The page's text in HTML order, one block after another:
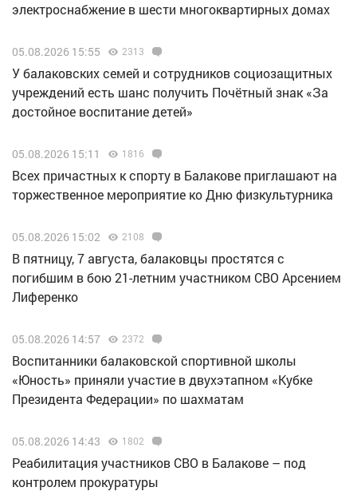
электроснабжение в шести многоквартирных домах
05.08.2026 15:55 2313
У балаковских семей и сотрудников социозащитных
учреждений есть шанс получить Почётный знак «За
достойное воспитание детей»
05.08.2026 15:11 1816
Всех причастных к спорту в Балакове приглашают на
торжественное мероприятие ко Дню физкультурника
05.08.2026 15:02 2108
В пятницу, 7 августа, балаковцы простятся с
погибшим в бою 21-летним участником СВО Арсением
Лиференко
05.08.2026 14:57 2372
Воспитанники балаковской спортивной школы
«Юность» приняли участие в двухэтапном «Кубке
Президента Федерации» по шахматам
05.08.2026 14:43 1802
Реабилитация участников СВО в Балакове – под
контролем прокуратуры